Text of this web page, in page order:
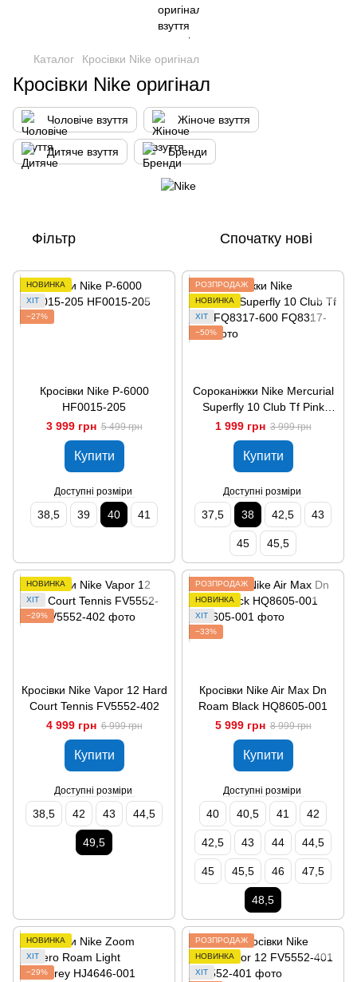
Каталог Кросівки Nike оригінал
Кросівки Nike оригінал
Чоловіче взуття Жіноче взуття
Дитяче взуття Бренди
Фільтр Спочатку нові
НОВИНКА
ХІТ
−27%
Кросівки Nike P-6000
HF0015-205
3 999 грн 5 499 грн
Купити
Доступні розміри
38,5 39 40 41
РОЗПРОДАЖ
НОВИНКА
ХІТ
−50%
Сороканіжки Nike Mercurial
Superfly 10 Club Tf Pink
FQ8317-600
1 999 грн 3 999 грн
Купити
Доступні розміри
37,5 38 42,5 43
45 45,5
НОВИНКА
ХІТ
−29%
Кросівки Nike Vapor 12 Hard
Court Tennis FV5552-402
4 999 грн 6 999 грн
Купити
Доступні розміри
38,5 42 43 44,5
49,5
РОЗПРОДАЖ
НОВИНКА
ХІТ
−33%
Кросівки Nike Air Max Dn
Roam Black HQ8605-001
5 999 грн 8 999 грн
Купити
Доступні розміри
40 40,5 41 42
42,5 43 44 44,5
45 45,5 46 47,5
48,5
НОВИНКА
ХІТ
−29%
РОЗПРОДАЖ
НОВИНКА
ХІТ